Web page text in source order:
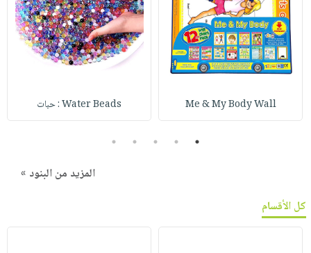
Me & My Body Wall Water Beads : حبات
1
2
3
4
5
المزيد من البنود »
كل الأقسام